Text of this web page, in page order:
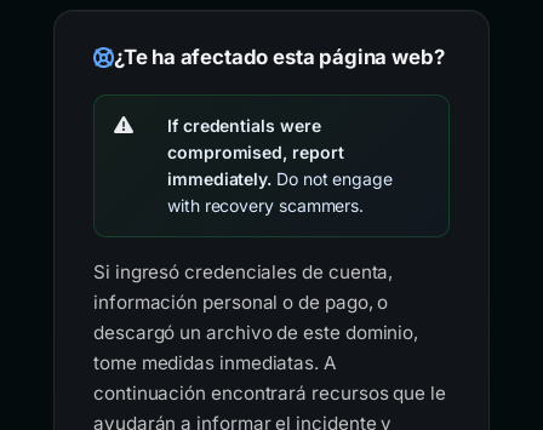
¿Te ha afectado esta página web?
If credentials were
compromised, report
immediately. Do not engage
with recovery scammers.
Si ingresó credenciales de cuenta,
información personal o de pago, o
descargó un archivo de este dominio,
tome medidas inmediatas. A
continuación encontrará recursos que le
ayudarán a informar el incidente y